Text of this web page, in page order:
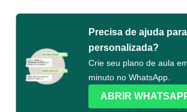
Precisa de ajuda
personalizada?
Crie seu plano de aula
minuto no WhatsApp.
ABRIR